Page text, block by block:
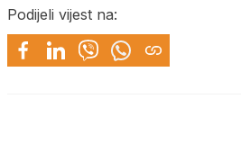
Podijeli vijest na: